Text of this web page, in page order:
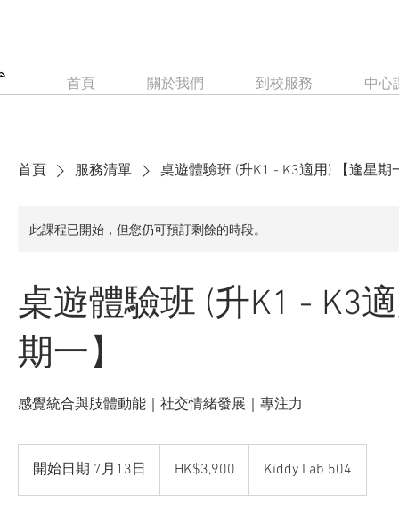
首頁 關於我們 到校服務 中心
首頁 服務清單 桌遊體驗班 (升K1 - K3適用) 【逢星期
此課程已開始，但您仍可預訂剩餘的時段。
桌遊體驗班 (升K1 - K3
期一】
感覺統合與肢體動能｜社交情緒發展｜專注力
開始日期 7月13日
始
KongHK$3,900 Kiddy Lab 504